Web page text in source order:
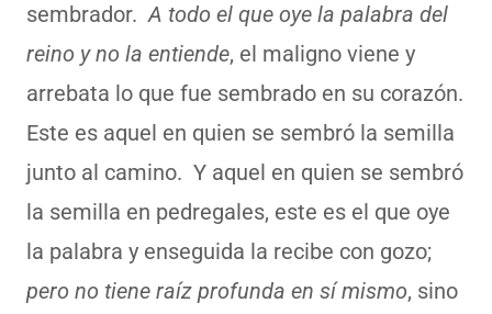
sembrador.A todo el que oye la palabra del
reino y no la entiende, el maligno viene y
arrebata lo que fue sembrado en su corazón.
Este es aquel en quien se sembró la semilla
junto al camino. Y aquel en quien se sembró
la semilla en pedregales, este es el que oye
la palabra y enseguida la recibe con gozo;
pero no tiene raíz profunda en sí mismo, sino